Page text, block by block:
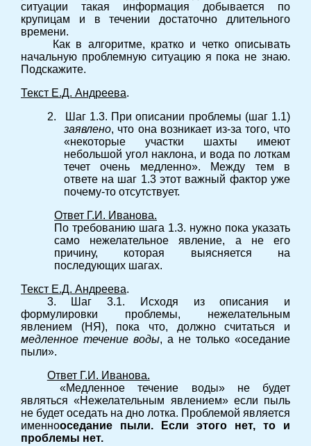
ситуации такая информация добывается по
крупицам и в течении достаточно длительного
времени.
Как в алгоритме, кратко и четко описывать
начальную проблемную ситуацию я пока не знаю.
Подскажите.
Текст Е.Д. Андреева.
2.
Шаг 1.3. При описании проблемы (шаг 1.1)
заявлено, что она возникает из-за того, что
«некоторые участки шахты имеют
небольшой угол наклона, и вода по лоткам
течет очень медленно». Между тем в
ответе на шаг 1.3 этот важный фактор уже
почему-то отсутствует.
Ответ Г.И. Иванова.
По требованию шага 1.3. нужно пока указать
само нежелательное явление, а не его
причину, которая выясняется на
последующих шагах.
Текст Е.Д. Андреева.
3. Шаг 3.1. Исходя из описания и
формулировки проблемы, нежелательным
явлением (НЯ), пока что, должно считаться и
медленное течение воды, а не только «оседание
пыли».
Ответ Г.И. Иванова.
«Медленное течение воды» не будет
являться «Нежелательным явлением» если пыль
не будет оседать на дно лотка. Проблемой является
именнооседание пыли. Если этого нет, то и
проблемы нет.